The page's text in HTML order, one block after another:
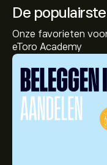
De populairste
Onze favorieten
eToro Academy